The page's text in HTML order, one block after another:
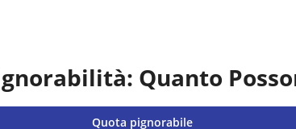
Quanto
Quota pignorabile